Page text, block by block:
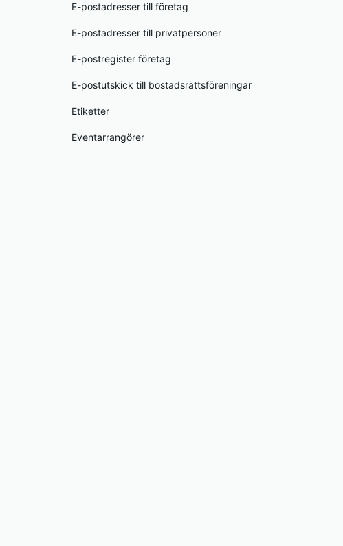
E-postadresser till företag
E-postadresser till privatpersoner
E-postregister företag
E-postutskick till bostadsrättsföreningar
Etiketter
Eventarrangörer